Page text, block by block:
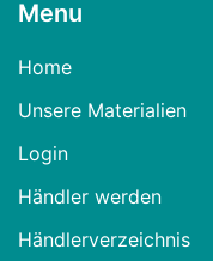
Menu
Home
Unsere Materialien
Login
Händler werden
Händlerverzeichnis